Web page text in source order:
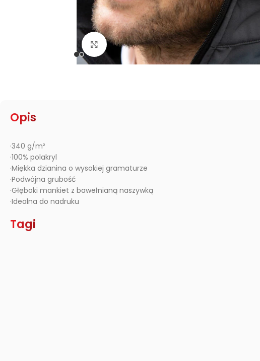
Kliknij, aby powiększyć
Opis
·340 g/m²
·100% polakryl
·Miękka dzianina o wysokiej gramaturze
·Podwójna grubość
·Głęboki mankiet z bawełnianą naszywką
·Idealna do nadruku
Tagi